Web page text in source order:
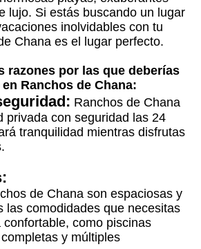
lujo. Si estás buscando un lugar
inolvidables con tu
Chana es el lugar perfecto.
razones por las que deberías
Ranchos de Chana:
Ranchos de Chana
privada con seguridad las 24
tranquilidad mientras disfrutas
de Chana son espaciosas y
las comodidades que necesitas
como piscinas
y múltiples